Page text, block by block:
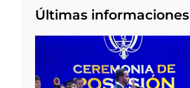
Últimas informaciones